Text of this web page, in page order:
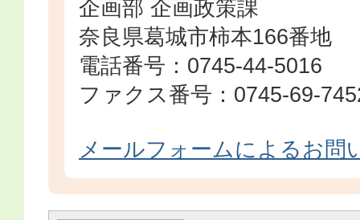
企画部 企画政策課
奈良県葛城市柿本166番地
電話番号：0745-44-5016
ファクス番号：0745-69-
メールフォームによるお問